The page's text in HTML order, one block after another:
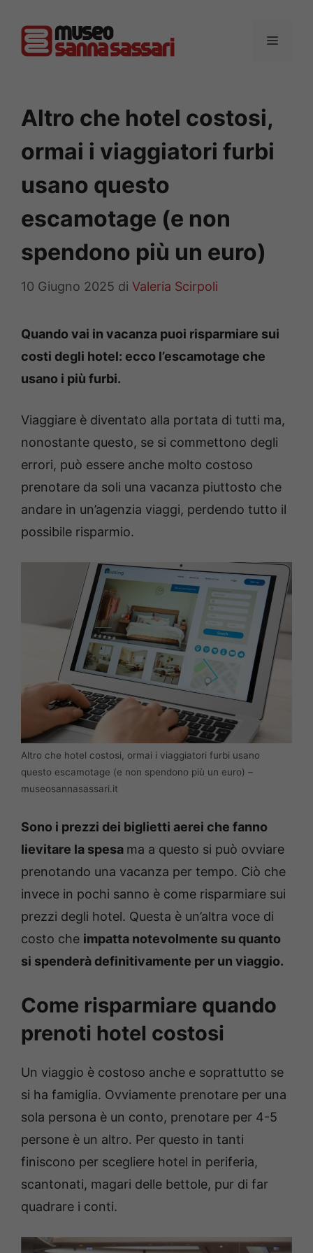
contenuto
MENU
Altro che hotel costosi,
ormai i viaggiatori furbi
usano questo
escamotage (e non
spendono più un euro)
10 Giugno 2025 di Valeria Scirpoli
Quando vai in vacanza puoi risparmiare sui
costi degli hotel: ecco l’escamotage che
usano i più furbi.
Viaggiare è diventato alla portata di tutti ma,
nonostante questo, se si commettono degli
errori, può essere anche molto costoso
prenotare da soli una vacanza piuttosto che
andare in un’agenzia viaggi, perdendo tutto il
possibile risparmio.
Altro che hotel costosi, ormai i viaggiatori furbi usano
questo escamotage (e non spendono più un euro) –
museosannasassari.it
Sono i prezzi dei biglietti aerei che fanno
lievitare la spesa ma a questo si può ovviare
prenotando una vacanza per tempo. Ciò che
invece in pochi sanno è come risparmiare sui
prezzi degli hotel. Questa è un’altra voce di
costo che impatta notevolmente su quanto
si spenderà definitivamente per un viaggio.
Come risparmiare quando
prenoti hotel costosi
Un viaggio è costoso anche e soprattutto se
si ha famiglia. Ovviamente prenotare per una
sola persona è un conto, prenotare per 4-5
persone è un altro. Per questo in tanti
finiscono per scegliere hotel in periferia,
scantonati, magari delle bettole, pur di far
quadrare i conti.